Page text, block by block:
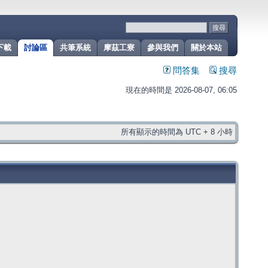
關於本站
參與我們
摩茲工寮
共筆系統
討論區
載
問答集 搜尋
現在的時間是 2026-08-07, 06:05
所有顯示的時間為 UTC + 8 小時